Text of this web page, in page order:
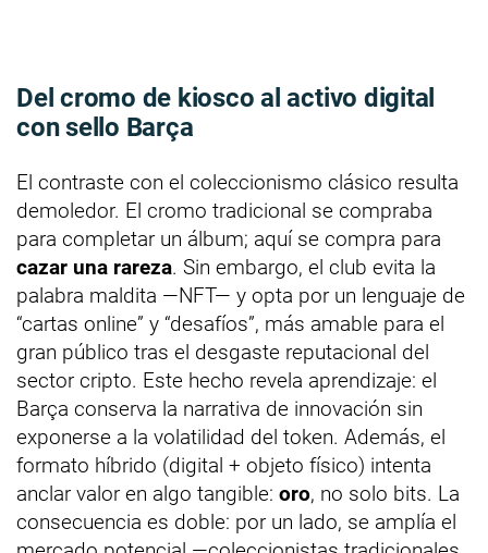
Del cromo de kiosco al activo digital
con sello Barça
El contraste con el coleccionismo clásico resulta
demoledor. El cromo tradicional se compraba
para completar un álbum; aquí se compra para
cazar una rareza. Sin embargo, el club evita la
palabra maldita —NFT— y opta por un lenguaje de
“cartas online” y “desafíos”, más amable para el
gran público tras el desgaste reputacional del
sector cripto. Este hecho revela aprendizaje: el
Barça conserva la narrativa de innovación sin
exponerse a la volatilidad del token. Además, el
formato híbrido (digital + objeto físico) intenta
anclar valor en algo tangible: oro, no solo bits. La
consecuencia es doble: por un lado, se amplía el